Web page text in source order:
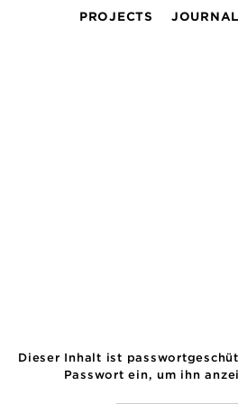
PROJECTS JOURNAL
Dieser Inhalt ist
Passwort ein, um ihn